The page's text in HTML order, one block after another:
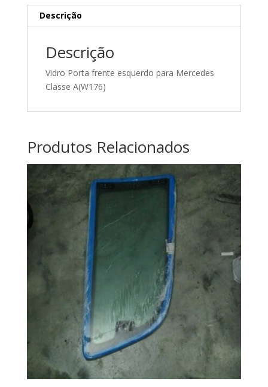
Descrição
Descrição
Vidro Porta frente esquerdo para Mercedes
Classe A(W176)
Produtos Relacionados